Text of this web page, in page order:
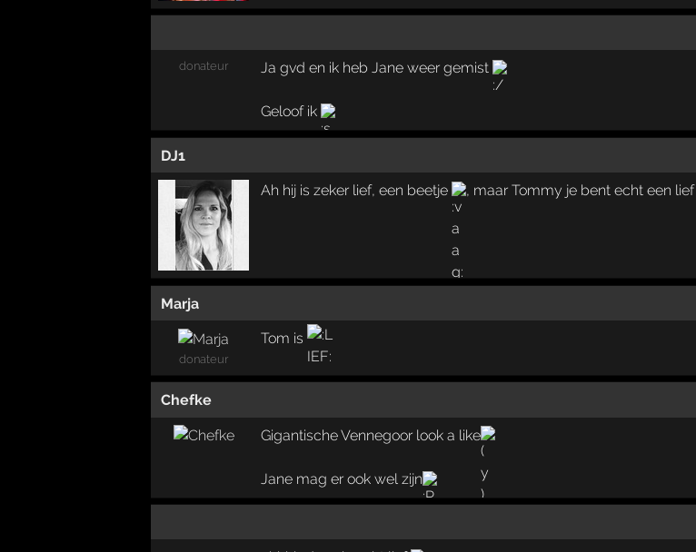
donateur Ja gvd en ik heb Jane weer gemist
Geloof ik
DJ1
Ah hij is zeker lief, een beetje , maar Tommy je bent echt een lief
Marja
donateur
Tom is
Chefke
Gigantische Vennegoor look a like
Jane mag er ook wel zijn